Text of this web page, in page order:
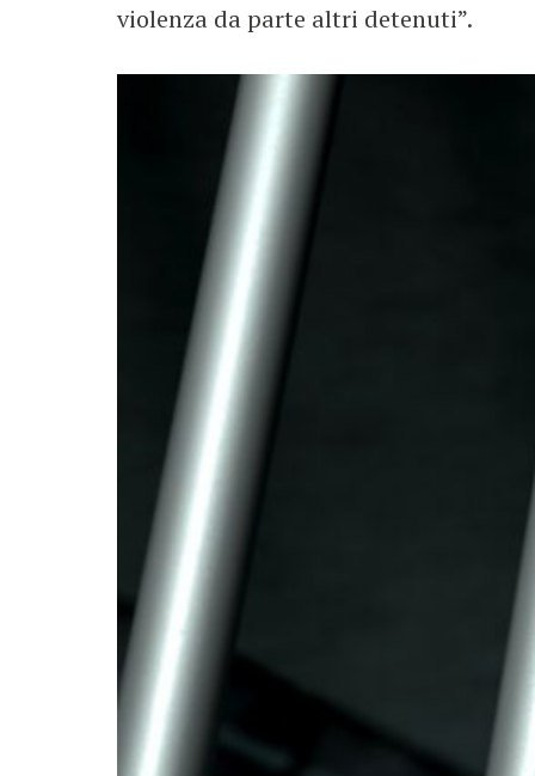
violenza da parte altri detenuti”.